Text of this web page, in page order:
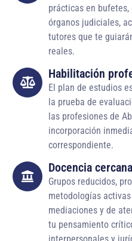
prácticas en
órganos judiciales,
tutores que te
reales.
Habilitación
El plan de estudios
la prueba de
las profesiones de
incorporación
correspondiente.
Docencia
Grupos reducidos,
metodologías
mediaciones y de
tu pensamiento
interpersonales y